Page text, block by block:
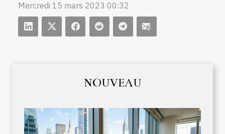
NOUVEAU
Mercredi 15 mars 2023 00:32